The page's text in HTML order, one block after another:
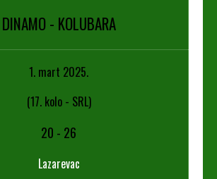
DINAMO - KOLUBARA
1. mart 2025.
(17. kolo - SRL)
20 - 26
Lazarevac